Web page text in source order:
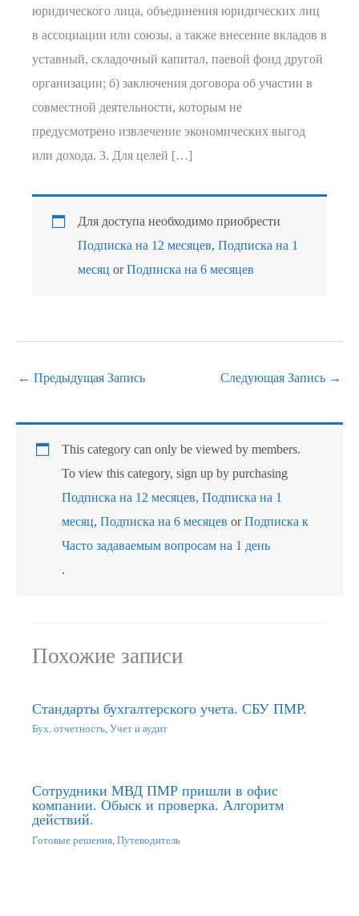
юридического лица, объединения юридических лиц
в ассоциации или союзы, а также внесение вкладов в
уставный, складочный капитал, паевой фонд другой
организации; б) заключения договора об участии в
совместной деятельности, которым не
предусмотрено извлечение экономических выгод
или дохода. 3. Для целей […]
Для доступа необходимо приобрести
Подписка на 12 месяцев,Подписка на 1
месяц orПодписка на 6 месяцев
← Предыдущая Запись Следующая Запись →
This category can only be viewed by members.
To view this category, sign up by purchasing
Подписка на 12 месяцев,Подписка на 1
месяц,Подписка на 6 месяцев orПодписка к
Часто задаваемым вопросам на 1 день
.
Похожие записи
Стандарты бухгалтерского учета. СБУ ПМР.
Бух. отчетность, Учет и аудит
Сотрудники МВД ПМР пришли в офис
компании. Обыск и проверка. Алгоритм
действий.
Готовые решения Путеводитель